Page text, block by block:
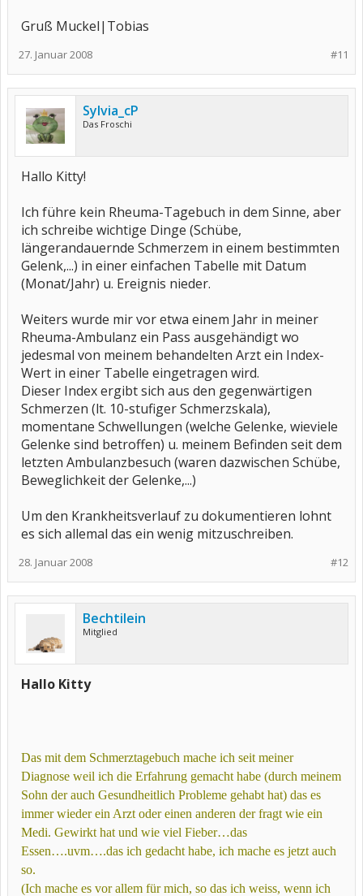
Gruß Muckel|Tobias
#11
27. Januar 2008
Sylvia_cP
Das Froschi
Hallo Kitty!
Ich führe kein Rheuma-Tagebuch in dem Sinne, aber
ich schreibe wichtige Dinge (Schübe,
längerandauernde Schmerzem in einem bestimmten
Gelenk,...) in einer einfachen Tabelle mit Datum
(Monat/Jahr) u. Ereignis nieder.
Weiters wurde mir vor etwa einem Jahr in meiner
Rheuma-Ambulanz ein Pass ausgehändigt wo
jedesmal von meinem behandelten Arzt ein Index-
Wert in einer Tabelle eingetragen wird.
Dieser Index ergibt sich aus den gegenwärtigen
Schmerzen (lt. 10-stufiger Schmerzskala),
momentane Schwellungen (welche Gelenke, wieviele
Gelenke sind betroffen) u. meinem Befinden seit dem
letzten Ambulanzbesuch (waren dazwischen Schübe,
Beweglichkeit der Gelenke,...)
Um den Krankheitsverlauf zu dokumentieren lohnt
es sich allemal das ein wenig mitzuschreiben.
#12
28. Januar 2008
Bechtilein
Mitglied
Hallo Kitty
Das mit dem Schmerztagebuch mache ich seit meiner
Diagnose weil ich die Erfahrung gemacht habe (durch meinem
Sohn der auch Gesundheitlich Probleme gehabt hat) das es
immer wieder ein Arzt oder einen anderen der fragt wie ein
Medi. Gewirkt hat und wie viel Fieber…das
Essen….uvm….das ich gedacht habe, ich mache es jetzt auch
so.
(Ich mache es vor allem für mich, so das ich weiss, wenn ich